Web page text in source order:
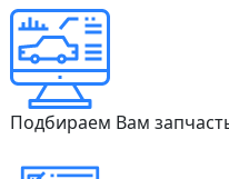
Подбираем Вам